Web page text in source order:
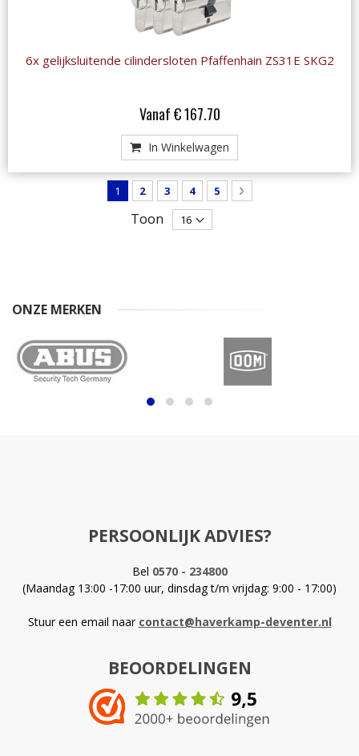
6x gelijksluitende cilindersloten Pfaffenhain ZS31E SKG2
Vanaf € 167.70
In Winkelwagen
Pagina
U lees momenteel pagina
1 Pagina
2 Pagina
3 Pagina
4 Pagina
5 Pagina
Volgende
Toon
ONZE MERKEN
PERSOONLIJK ADVIES?
Bel 0570 - 234800
(Maandag 13:00 -17:00 uur, dinsdag t/m vrijdag: 9:00 - 17:00)
Stuur een email naar contact@haverkamp-deventer.nl
BEOORDELINGEN